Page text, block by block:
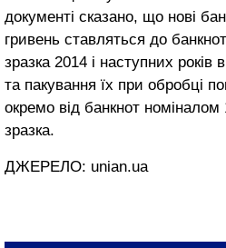
документі сказано, що нові
гривень ставляться до
зразка 2014 і наступних років
та пакування їх при обробці
окремо від банкнот номіналом
зразка.
ДЖЕРЕЛО: unian.ua